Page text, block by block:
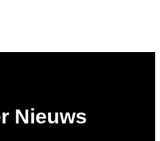
Nieuws